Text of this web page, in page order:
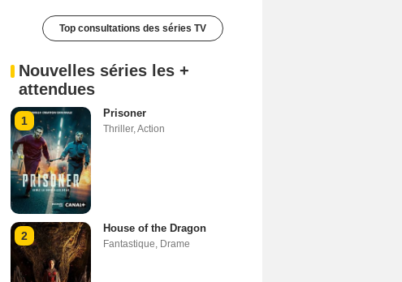
Top consultations des séries TV
Nouvelles séries les +
attendues
1
Prisoner
Thriller,Action
2
House of the Dragon
Fantastique, Drame